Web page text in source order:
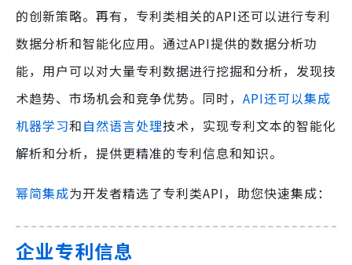
的创新策略。再有，专利类相关的API还可以进行专利
数据分析和智能化应用。通过API提供的数据分析功
能，用户可以对大量专利数据进行挖掘和分析，发现技
术趋势、市场机会和竞争优势。同时， API还可以集成
机器学习和自然语言处理技术，实现专利文本的智能化
解析和分析，提供更精准的专利信息和知识。
幂简集成为开发者精选了专利类API，助您快速集成：
企业专利信息